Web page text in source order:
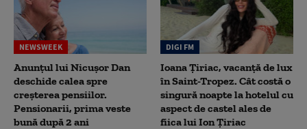
NEWSWEEK
Anunțul lui Nicușor Dan
deschide calea spre
creșterea pensiilor.
Pensionarii, prima veste
bună după 2 ani
DIGI FM
Ioana Țiriac, vacanță de lux
în Saint-Tropez. Cât costă o
singură noapte la hotelul cu
aspect de castel ales de
fiica lui Ion Țiriac